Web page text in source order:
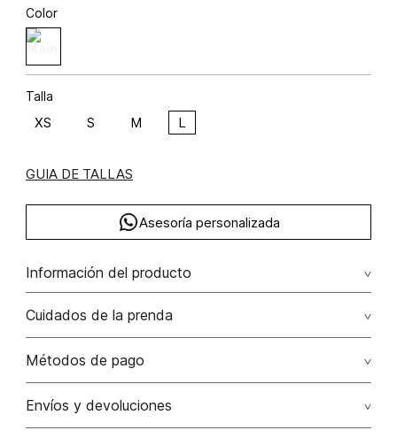
Color
Talla
XS S M L
GUIA DE TALLAS
Asesoría personalizada
Información del producto
Blusa manga sisa tejida acrílica 100% 100.00% acrílica/acrylic
Cuidados de la prenda
No dejar en remojo /lavar por separado / no utilizar
No usar lejia
Métodos de pago
Tarjetas de crédito: Visa, Dinners, Master Card y American
Envíos y devoluciones